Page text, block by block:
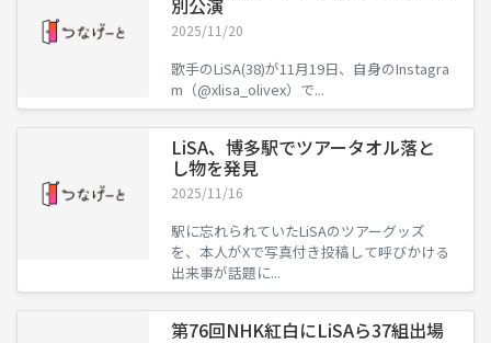
2025/11/20
歌手のLiSA(38)が11月19日、自身のInstagra
m（@xlisa_olivex）で...
LiSA、博多駅でツアータオル落と
し物を発見
2025/11/16
駅に忘れられていたLiSAのツアーグッズ
を、本人がXで写真付き投稿して呼びかける
出来事が話題に...
第76回NHK紅白にLiSAら37組出場